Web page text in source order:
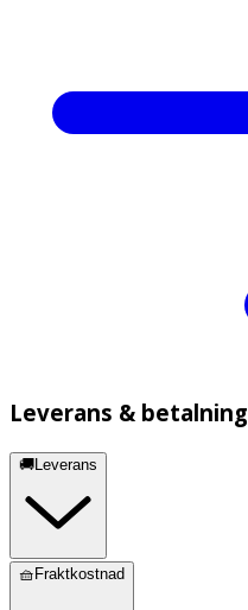
Leverans & betalning
🚚Leverans
🧺Fraktkostnad